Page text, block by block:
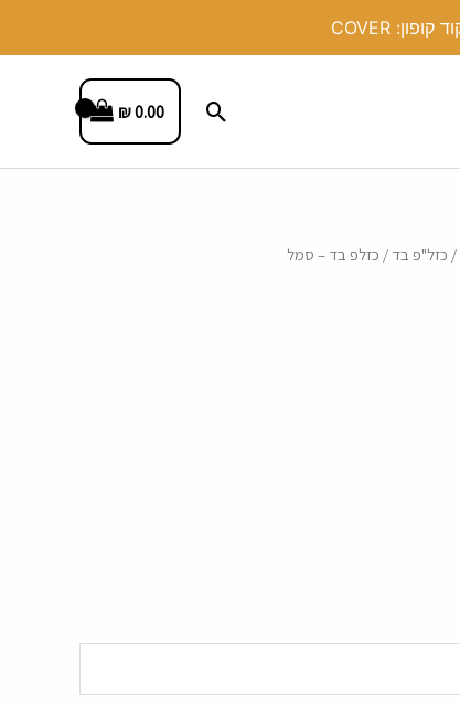
חיפוש 0.00
₪
/ כזל"פ בד / כזלפ בד – סמל